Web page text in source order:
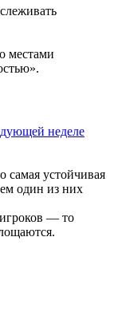
местами
неделе
самая устойчивая
один из них
— то